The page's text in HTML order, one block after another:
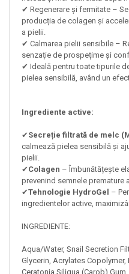
✔ Regenerare și fermitate –
producția de colagen și
a pielii.
✔ Calmarea pielii sensibile –
senzație de prospețime și
✔ Ideală pentru toate tipurile
pielea sensibilă, având un
Ingrediente active:
✔ Secreție filtrată de melc
calmează pielea sensibilă și
pielii.
✔ Colagen – Îmbunătățește
prevenind semnele premature
✔Tehnologie HydroGel –
ingredientelor active,
INGREDIENTE:
Aqua/Water, Snail Secretion
Glycerin, Acrylates Copolymer,
Ceratonia Siliqua (Carob)